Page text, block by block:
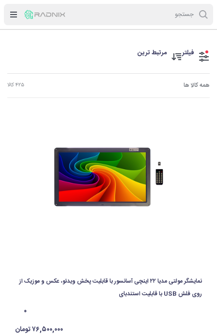
جستجو
فیلتر مرتبط ترین
همه کالا ها ۴۲۵ کالا
نمایشگر مولتی مدیا ۲۲ اینچی آسانسور با قابلیت پخش ویدئو، عکس و موزیک از
روی فلش USB با قابلیت استندبای
۰
۷۶,۵۰۰,۰۰۰ تومان